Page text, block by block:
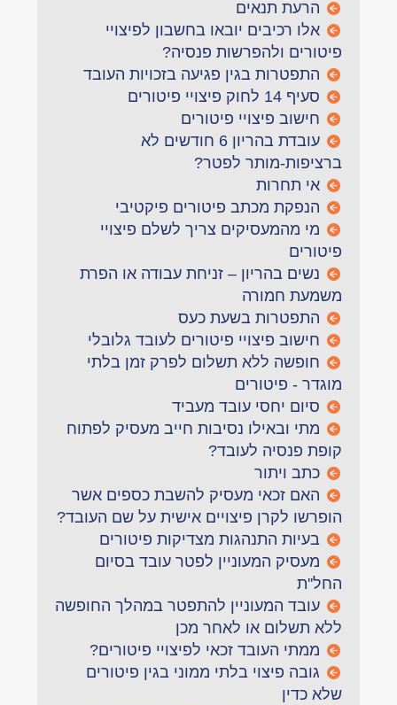
הרעת תנאים
אלו רכיבים יובאו בחשבון לפיצויי
פיטורים ולהפרשות פנסיה?
התפטרות בגין פגיעה בזכויות העובד
סעיף 14 לחוק פיצויי פיטורים
חישוב פיצויי פיטורים
עובדת בהריון 6 חודשים לא
ברציפות-מותר לפטר?
אי תחרות
הנפקת מכתב פיטורים פיקטיבי
מי מהמעסיקים צריך לשלם פיצויי
פיטורים
נשים בהריון – זניחת עבודה או הפרת
משמעת חמורה
התפטרות בשעת כעס
חישוב פיצויי פיטורים לעובד גלובלי
חופשה ללא תשלום לפרק זמן בלתי
מוגדר - פיטורים
סיום יחסי עובד מעביד
מתי ובאילו נסיבות חייב מעסיק לפתוח
קופת פנסיה לעובד?
כתב ויתור
האם זכאי מעסיק להשבת כספים אשר
הופרשו לקרן פיצויים אישית על שם העובד?
בעיות התנהגות מצדיקות פיטורים
מעסיק המעוניין לפטר עובד בסיום
החל''ת
עובד המעוניין להתפטר במהלך החופשה
ללא תשלום או לאחר מכן
ממתי העובד זכאי לפיצויי פיטורים?
גובה פיצוי בלתי ממוני בגין פיטורים
שלא כדין